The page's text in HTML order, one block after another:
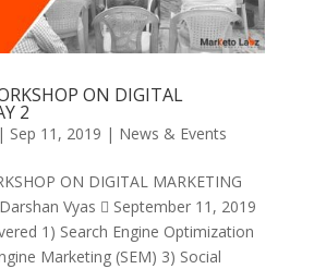
ON DIGITAL
2
| Sep 11, 2019 | News & Events
ON DIGITAL MARKETING
Vyas  September 11, 2019
1) Search Engine Optimization
Marketing (SEM) 3) Social